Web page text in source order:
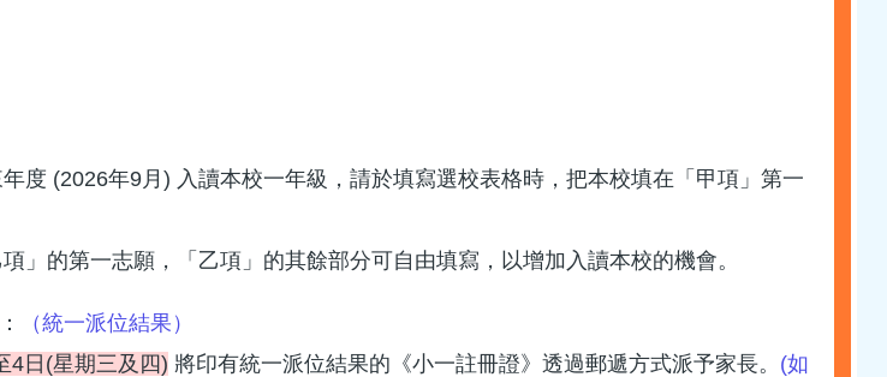
度 (2026年9月) 入讀本校一年級，請於填寫選校表格時，把本校填在「甲項」第一
」的第一志願，「乙項」的其餘部分可自由填寫，以增加入讀本校的機會。
（統一派位結果）
4日(星期三及四) 將印有統一派位結果的《小一註冊證》透過郵遞方式派予家長。 (如